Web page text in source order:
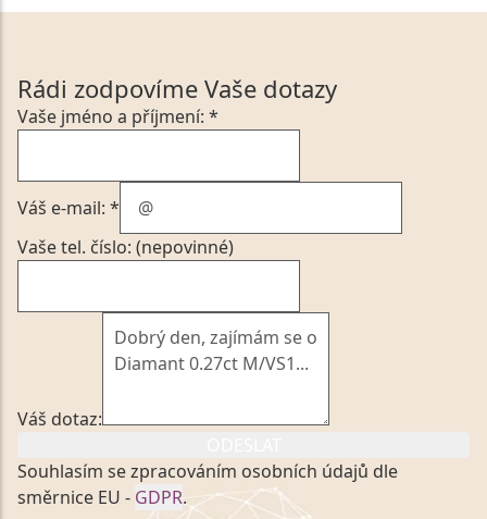
Rádi zodpovíme Vaše dotazy
Vaše jméno a příjmení: *
Váš e-mail: *
Vaše tel. číslo: (nepovinné)
Váš dotaz:
Souhlasím se zpracováním osobních údajů dle
směrnice EU - GDPR.